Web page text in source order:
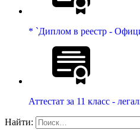
* `Диплом в реестр -
Аттестат за 11 класс -
Найти: